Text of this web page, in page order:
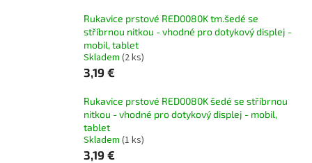
Rukavice prstové RED0080K tm.šedé se
stříbrnou nitkou - vhodné pro dotykový displej -
mobil, tablet
Skladem (2 ks)
3,19 €
Rukavice prstové RED0080K šedé se stříbrnou
nitkou - vhodné pro dotykový displej - mobil,
tablet
Skladem (1 ks)
3,19 €